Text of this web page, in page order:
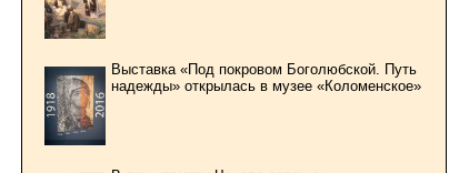
Выставка «Под покровом Боголюбской. Путь
надежды» открылась в музее «Коломенское»